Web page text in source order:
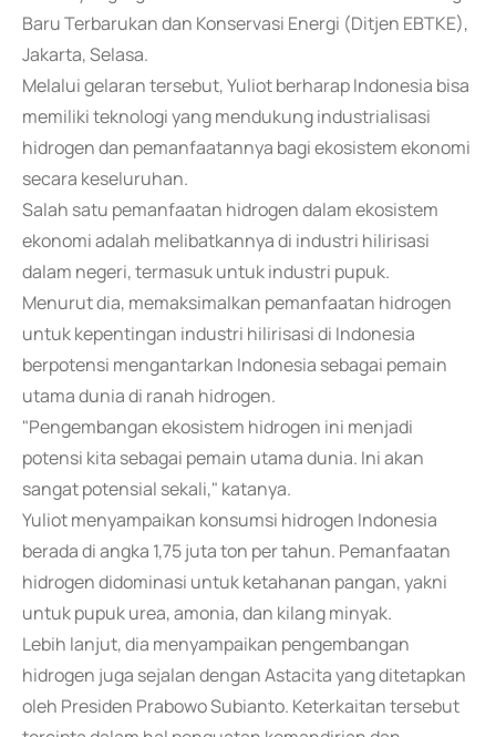
Baru Terbarukan dan Konservasi Energi (Ditjen EBTKE),
Jakarta, Selasa.
Melalui gelaran tersebut, Yuliot berharap Indonesia bisa
memiliki teknologi yang mendukung industrialisasi
hidrogen dan pemanfaatannya bagi ekosistem ekonomi
secara keseluruhan.
Salah satu pemanfaatan hidrogen dalam ekosistem
ekonomi adalah melibatkannya di industri hilirisasi
dalam negeri, termasuk untuk industri pupuk.
Menurut dia, memaksimalkan pemanfaatan hidrogen
untuk kepentingan industri hilirisasi di Indonesia
berpotensi mengantarkan Indonesia sebagai pemain
utama dunia di ranah hidrogen.
"Pengembangan ekosistem hidrogen ini menjadi
potensi kita sebagai pemain utama dunia. Ini akan
sangat potensial sekali," katanya.
Yuliot menyampaikan konsumsi hidrogen Indonesia
berada di angka 1,75 juta ton per tahun. Pemanfaatan
hidrogen didominasi untuk ketahanan pangan, yakni
untuk pupuk urea, amonia, dan kilang minyak.
Lebih lanjut, dia menyampaikan pengembangan
hidrogen juga sejalan dengan Astacita yang ditetapkan
oleh Presiden Prabowo Subianto. Keterkaitan tersebut